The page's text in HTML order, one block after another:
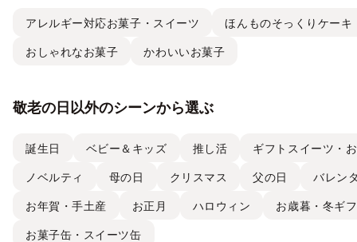
アレルギー対応お菓子・スイーツ ほんものそっくりケー
おしゃれなお菓子 かわいいお菓子
敬老の日以外のシーンから選ぶ
誕生日 ベビー＆キッズ 推し活 ギフトスイーツ・
ノベルティ 母の日 クリスマス 父の日 バレン
お年賀・手土産 お正月 ハロウィン お歳暮・冬ギ
お菓子缶・スイーツ缶